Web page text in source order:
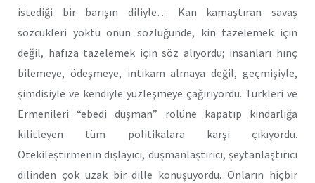
istediği bir barışın diliyle… Kan kamaştıran savaş
sözcükleri yoktu onun sözlüğünde, kin tazelemek için
değil, hafıza tazelemek için söz alıyordu; insanları hınç
bilemeye, ödeşmeye, intikam almaya değil, geçmişiyle,
şimdisiyle ve kendiyle yüzleşmeye çağırıyordu. Türkleri ve
Ermenileri “ebedi düşman” rolüne kapatıp kindarlığa
kilitleyen tüm politikalara karşı çıkıyordu.
Ötekileştirmenin dışlayıcı, düşmanlaştırıcı, şeytanlaştırıcı
dilinden çok uzak bir dille konuşuyordu. Onların hiçbir